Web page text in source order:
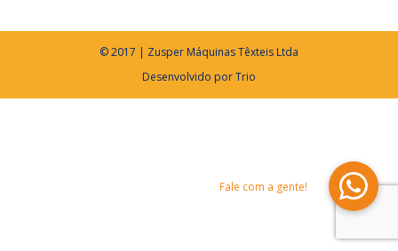
© 2017 | Zusper Máquinas Têxteis Ltda
Desenvolvido porTrio